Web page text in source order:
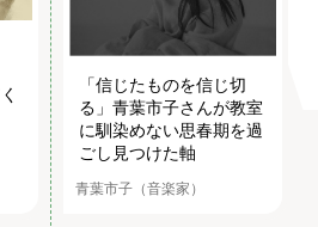
「信じたものを信じ切
る」青葉市子さんが教室
に馴染めない思春期を過
ごし見つけた軸
青葉市子（音楽家）